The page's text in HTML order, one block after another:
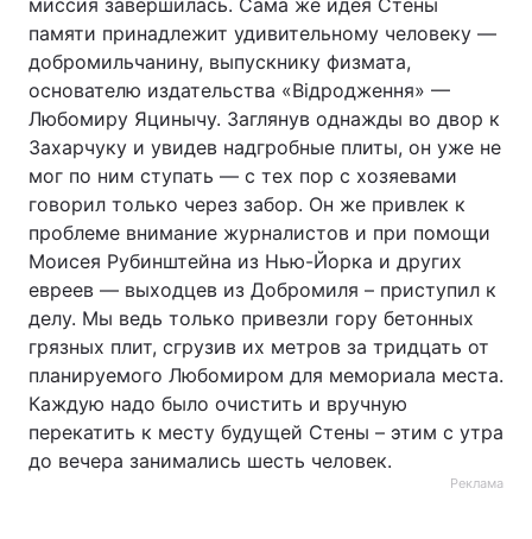
миссия завершилась. Сама же идея Стены
памяти принадлежит удивительному человеку —
добромильчанину, выпускнику физмата,
основателю издательства «Відродження» —
Любомиру Яцинычу. Заглянув однажды во двор к
Захарчуку и увидев надгробные плиты, он уже не
мог по ним ступать — с тех пор с хозяевами
говорил только через забор. Он же привлек к
проблеме внимание журналистов и при помощи
Моисея Рубинштейна из Нью-Йорка и других
евреев — выходцев из Добромиля – приступил к
делу. Мы ведь только привезли гору бетонных
грязных плит, сгрузив их метров за тридцать от
планируемого Любомиром для мемориала места.
Каждую надо было очистить и вручную
перекатить к месту будущей Стены – этим с утра
до вечера занимались шесть человек.
Реклама